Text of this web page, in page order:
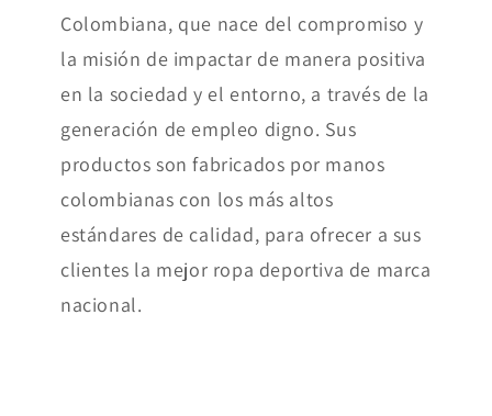
Colombiana, que nace del compromiso y
la misión de impactar de manera positiva
en la sociedad y el entorno, a través de la
generación de empleo digno. Sus
productos son fabricados por manos
colombianas con los más altos
estándares de calidad, para ofrecer a sus
clientes la mejor ropa deportiva de marca
nacional.